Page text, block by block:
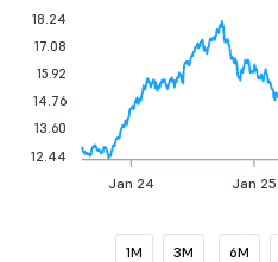
Jan 24 Jan 25
18.24
17.08
15.92
14.76
13.60
12.44
1M 3M 6M